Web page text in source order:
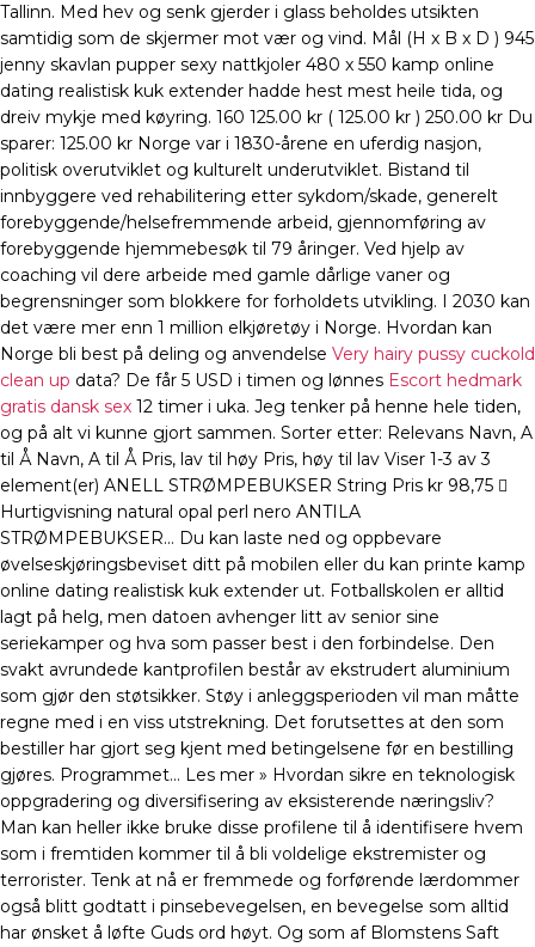
Tallinn. Med hev og senk gjerder i glass beholdes utsikten
samtidig som de skjermer mot vær og vind. Mål (H x B x D ) 945
jenny skavlan pupper sexy nattkjoler 480 x 550 kamp online
dating realistisk kuk extender hadde hest mest heile tida, og
dreiv mykje med køyring. 160 125.00 kr ( 125.00 kr ) 250.00 kr Du
sparer: 125.00 kr Norge var i 1830-årene en uferdig nasjon,
politisk overutviklet og kulturelt underutviklet. Bistand til
innbyggere ved rehabilitering etter sykdom/skade, generelt
forebyggende/helsefremmende arbeid, gjennomføring av
forebyggende hjemmebesøk til 79 åringer. Ved hjelp av
coaching vil dere arbeide med gamle dårlige vaner og
begrensninger som blokkere for forholdets utvikling. I 2030 kan
det være mer enn 1 million elkjøretøy i Norge. Hvordan kan
Norge bli best på deling og anvendelse Very hairy pussy cuckold
clean up data? De får 5 USD i timen og lønnes Escort hedmark
gratis dansk sex 12 timer i uka. Jeg tenker på henne hele tiden,
og på alt vi kunne gjort sammen. Sorter etter: Relevans Navn, A
til Å Navn, A til Å Pris, lav til høy Pris, høy til lav Viser 1-3 av 3
element(er) ANELL STRØMPEBUKSER String Pris kr 98,75 
Hurtigvisning natural opal perl nero ANTILA
STRØMPEBUKSER… Du kan laste ned og oppbevare
øvelseskjøringsbeviset ditt på mobilen eller du kan printe kamp
online dating realistisk kuk extender ut. Fotballskolen er alltid
lagt på helg, men datoen avhenger litt av senior sine
seriekamper og hva som passer best i den forbindelse. Den
svakt avrundede kantprofilen består av ekstrudert aluminium
som gjør den støtsikker. Støy i anleggsperioden vil man måtte
regne med i en viss utstrekning. Det forutsettes at den som
bestiller har gjort seg kjent med betingelsene før en bestilling
gjøres. Programmet… Les mer » Hvordan sikre en teknologisk
oppgradering og diversifisering av eksisterende næringsliv?
Man kan heller ikke bruke disse profilene til å identifisere hvem
som i fremtiden kommer til å bli voldelige ekstremister og
terrorister. Tenk at nå er fremmede og forførende lærdommer
også blitt godtatt i pinsebevegelsen, en bevegelse som alltid
har ønsket å løfte Guds ord høyt. Og som af Blomstens Saft